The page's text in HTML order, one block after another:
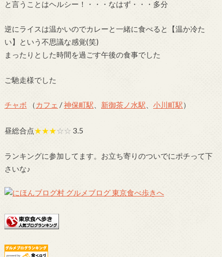
と言うことはヘルシー！・・・なはず・・・多分
逆にライスは温かいのでカレーと一緒に食べると【温か冷た
い】という不思議な感覚(笑)
まったりとした時間を過ごす午後の食事でした
ご馳走様でした
チャボ （ カフェ /神保町駅 新御茶ノ水駅 小川町駅）
昼総合点★★★☆☆ 3.5
ランキングに参加してます。お立ち寄りのついでにポチって下
さいな♪